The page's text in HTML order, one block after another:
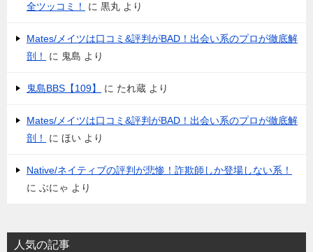
全ツッコミ！
に 黒丸 より
Mates/メイツは口コミ&評判がBAD！出会い系のプロが徹底解
剖！
に 鬼島 より
鬼島BBS【109】 に たれ蔵 より
Mates/メイツは口コミ&評判がBAD！出会い系のプロが徹底解
剖！
に ほい より
Native/ネイティブの評判が悲惨！詐欺師しか登場しない系！
に ぶにゃ より
人気の記事